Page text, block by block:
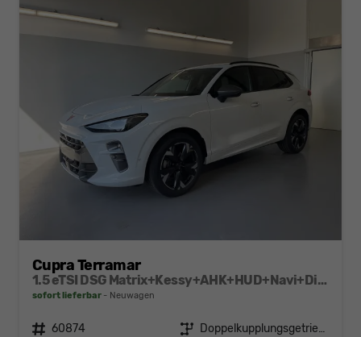
Cupra Terramar
1.5 eTSI DSG Matrix+Kessy+AHK+HUD+Navi+Dinamica+360°+eHeck+GV5
sofort lieferbar Neuwagen
Fahrzeugnr. 60874 Getriebe
Doppelkupplungsgetriebe (DSG)